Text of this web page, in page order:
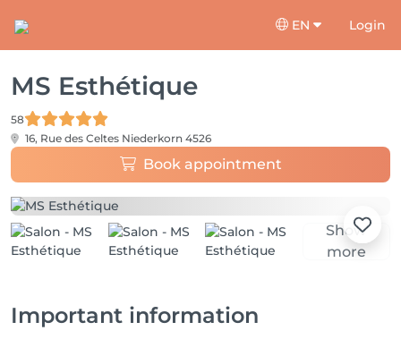
EN Login
MS Esthétique
58
16, Rue des Celtes Niederkorn 4526
Book appointment
Show
more
Important information